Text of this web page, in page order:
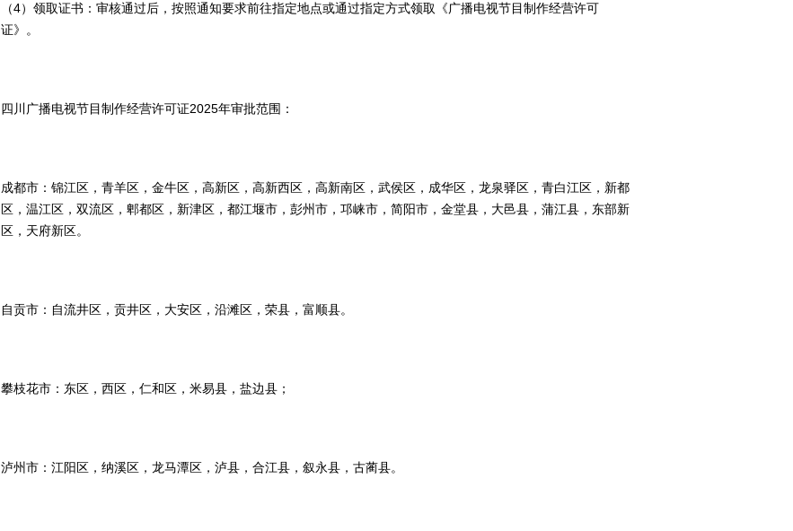
（4）领取证书：审核通过后，按照通知要求前往指定地点或通过指定方式领取《广播电视节目制作经营许可
证》。
四川广播电视节目制作经营许可证2025年审批范围：
成都市：锦江区，青羊区，金牛区，高新区，高新西区，高新南区，武侯区，成华区，龙泉驿区，青白江区，新都
区，温江区，双流区，郫都区，新津区，都江堰市，彭州市，邛崃市，简阳市，金堂县，大邑县，蒲江县，东部新
区，天府新区。
自贡市：自流井区，贡井区，大安区，沿滩区，荣县，富顺县。
攀枝花市：东区，西区，仁和区，米易县，盐边县；
泸州市：江阳区，纳溪区，龙马潭区，泸县，合江县，叙永县，古蔺县。